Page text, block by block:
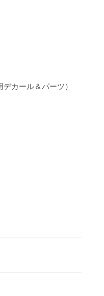
カール＆パーツ）